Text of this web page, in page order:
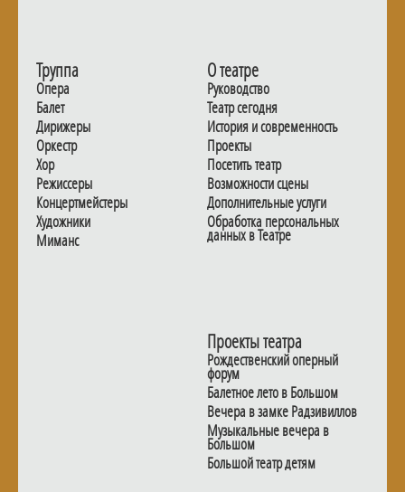
Труппа
Опера
Балет
Дирижеры
Оркестр
Хор
Режиссеры
Концертмейстеры
Художники
Миманс
О театре
Руководство
Театр сегодня
История и современность
Проекты
Посетить театр
Возможности сцены
Дополнительные услуги
Обработка персональных
данных в Театре
Проекты театра
Рождественский оперный
форум
Балетное лето в Большом
Вечера в замке Радзивиллов
Музыкальные вечера в
Большом
Большой театр детям